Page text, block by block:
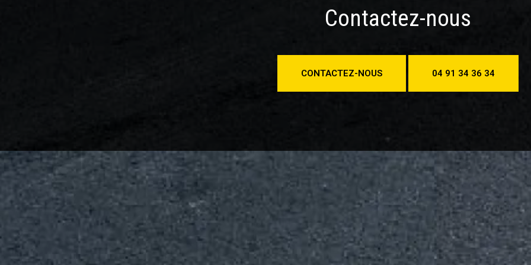
Contactez-nous
CONTACTEZ-NOUS 04 91 34 36 34
Gaz Intervention Allauch
location_on
742 Chemin des Aubagnens,
13190 ALLAUCH
mail_outline contact@gazintervention.fr
www.gazintervention.fr